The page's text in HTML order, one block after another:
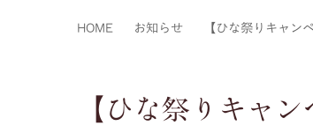
HOME お知らせ 【ひな祭りキャン
【ひな祭りキャ